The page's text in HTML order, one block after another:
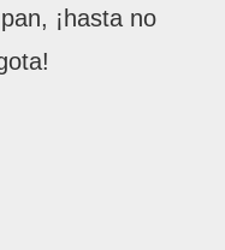
¡hasta no